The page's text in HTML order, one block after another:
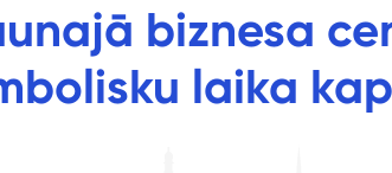
biznesa
laika